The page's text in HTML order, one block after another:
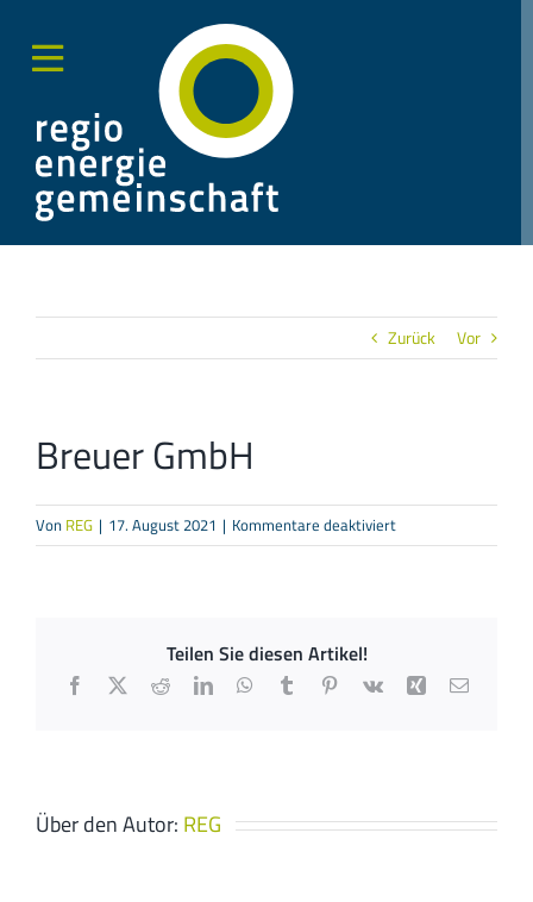
Inhalt
springen
Zurück Vor
Breuer GmbH
Von REG | 17. August 2021 | Kommentare deaktiviertfür
Breuer
Teilen Sie diesen Artikel!
Facebook
X RedditLinkedInWhatsApp
TumblrPinterest
Vk Xing E-
Über den Autor: REG
Sliding